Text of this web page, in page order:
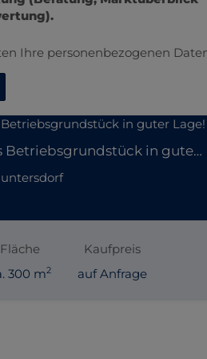
Ihre personenbezogenen
Lukratives Betriebsgrundstück in guter Lage!
Fläche
300 m2
Kaufpreis
auf Anfrage